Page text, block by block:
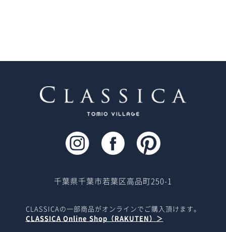
千葉県千葉市若葉区高品町250-1
CLASSICAの一部商品がオンラインでご購入頂けます。
CLASSICA Online Shop（RAKUTEN）＞